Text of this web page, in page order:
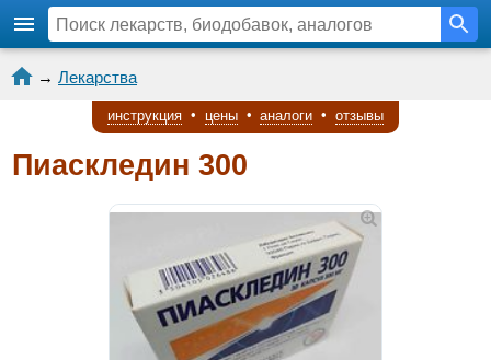
→ Лекарства
инструкция • цены • аналоги • отзывы
Пиаскледин 300